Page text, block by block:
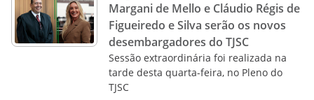
Margani de Mello e Cláudio Régis de
Figueiredo e Silva serão os novos
desembargadores do TJSC
Sessão extraordinária foi realizada na
tarde desta quarta-feira, no Pleno do
TJSC